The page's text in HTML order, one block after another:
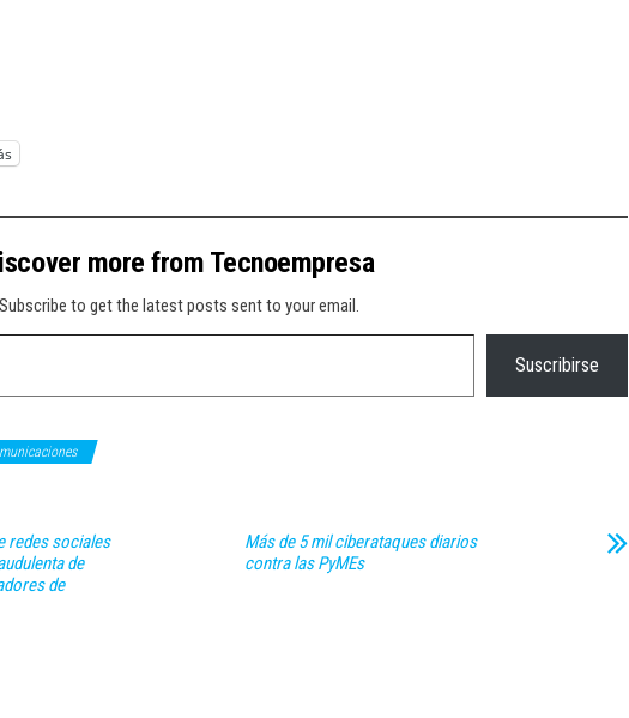
more from Tecnoempresa
Subscribe to get the latest posts sent to your email.
Suscribirse
redes sociales
de
de
Más de 5 mil ciberataques diarios
contra las PyMEs